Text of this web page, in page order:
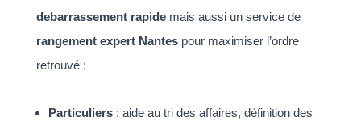
debarrassement rapidemais aussi un service de
rangement expert Nantespour maximiser l’ordre
retrouvé :
Particuliers: aide au tri des affaires, définition des